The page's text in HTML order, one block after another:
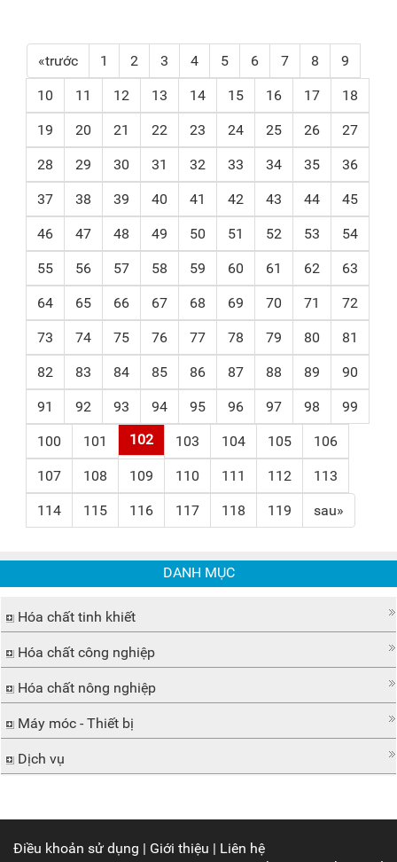
«trước 1 2 3 4 5 6 7 8 9
10 11 12 13 14 15 16 17 18
19 20 21 22 23 24 25 26 27
28 29 30 31 32 33 34 35 36
37 38 39 40 41 42 43 44 45
46 47 48 49 50 51 52 53 54
55 56 57 58 59 60 61 62 63
64 65 66 67 68 69 70 71 72
73 74 75 76 77 78 79 80 81
82 83 84 85 86 87 88 89 90
91 92 93 94 95 96 97 98 99
100 101 102 103 104 105 106
107 108 109 110 111 112 113
114 115 116 117 118 119 sau»
DANH MỤC
Hóa chất tinh khiết
Hóa chất công nghiệp
Hóa chất nông nghiệp
Máy móc - Thiết bị
Dịch vụ
Điều khoản sử dụng | Giới thiệu | Liên hệ